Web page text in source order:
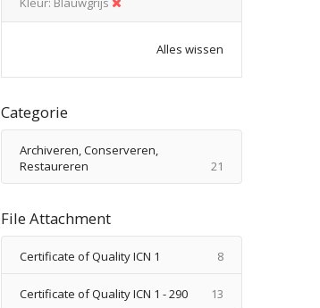
Alles wissen
Categorie
Archiveren, Conserveren,
Restaureren
21
File Attachment
Certificate of Quality ICN 1 8producten
Certificate of Quality ICN 1 - 290 13